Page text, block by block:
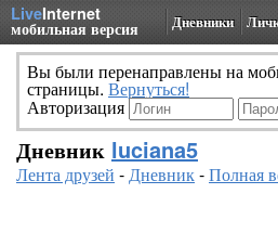
LiveInternet
мобильная версия Дневники
Вы были перенаправлены на
страницы. Вернуться!
Авторизация
Дневник luciana5
Лента друзей -Дневник-Полная